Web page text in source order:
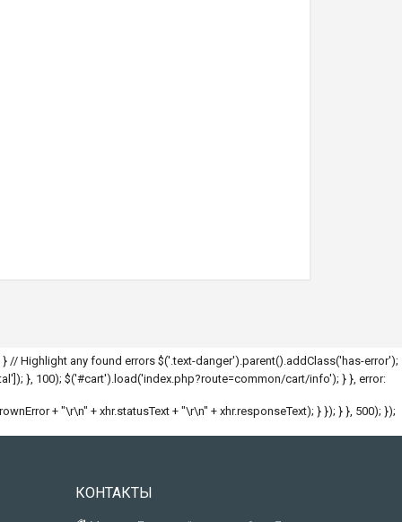
} // Highlight any found errors $('.text-danger').parent().addClass('has-error');
}, 100); $('#cart').load('index.php?route=common/cart/info'); } }, error:
+ "\r\n" + xhr.statusText + "\r\n" + xhr.responseText); } }); } }, 500); });
КОНТАКТЫ